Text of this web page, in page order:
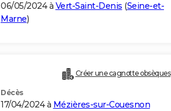
06/05/2024 à Vert-Saint-Denis (Seine-et-
Marne)
Créer une cagnotte obsèques
Décès
17/04/2024 à Mézières-sur-Couesnon